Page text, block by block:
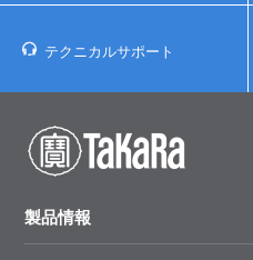
テクニカルサポート
製品情報